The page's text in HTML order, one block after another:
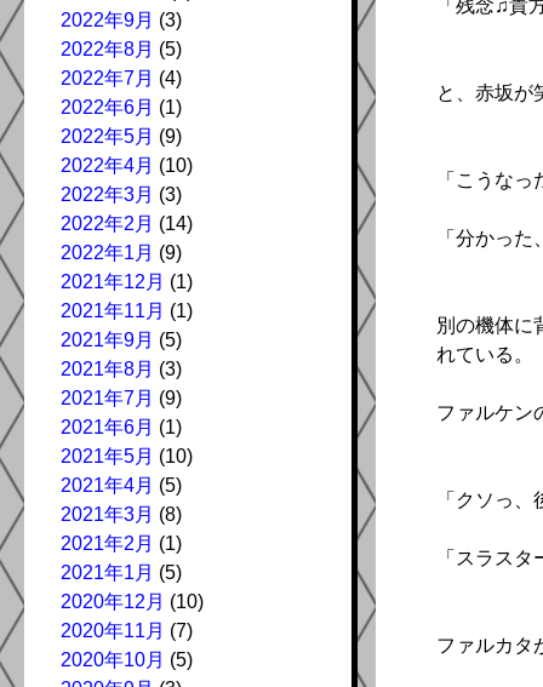
2022年9月 (3)
2022年8月 (5)
2022年7月 (4)
2022年6月 (1)
2022年5月 (9)
2022年4月 (10)
2022年3月 (3)
2022年2月 (14)
2022年1月 (9)
2021年12月 (1)
2021年11月 (1)
2021年9月 (5)
2021年8月 (3)
2021年7月 (9)
2021年6月 (1)
2021年5月 (10)
2021年4月 (5)
2021年3月 (8)
2021年2月 (1)
2021年1月 (5)
2020年12月 (10)
2020年11月 (7)
2020年10月 (5)
「残念♫貴
と、赤坂が
「こうな
「分かっ
別の機体に
れている。
ファルケン
「クソっ
「スラス
ファルカタ